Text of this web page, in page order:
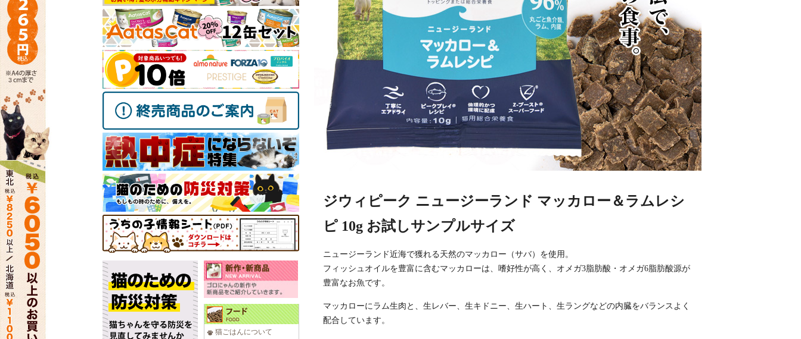
猫ごはんについて
ジウィピーク ニュージーランド マッカロー＆ラムレシ
ピ 10g お試しサンプルサイズ
ニュージーランド近海で獲れる天然のマッカロー（サバ）を使用。
フィッシュオイルを豊富に含むマッカローは、嗜好性が高く、オメガ3脂肪酸・オメガ6脂肪酸源が
豊富なお魚です。
マッカローにラム生肉と、生レバー、生キドニー、生ハート、生ラングなどの内臓をバランスよく
配合しています。